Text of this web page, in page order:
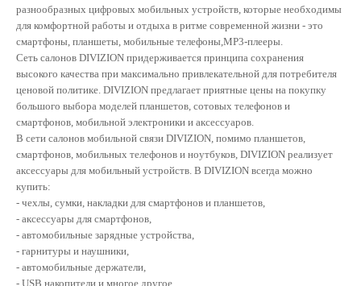
разнообразных цифровых мобильных устройств, которые необходимы
для комфортной работы и отдыха в ритме современной жизни - это
смартфоны, планшеты, мобильные телефоны,MP3-плееры.
Сеть салонов DIVIZION придерживается принципа сохранения
высокого качества при максимально привлекательной для потребителя
ценовой политике. DIVIZION предлагает приятные цены на покупку
большого выбора моделей планшетов, сотовых телефонов и
смартфонов, мобильной электроники и аксессуаров.
В сети салонов мобильной связи DIVIZION, помимо планшетов,
смартфонов, мобильных телефонов и ноутбуков, DIVIZION реализует
аксессуары для мобильный устройств. В DIVIZION всегда можно
купить:
- чехлы, сумки, накладки для смартфонов и планшетов,
- аксессуары для смартфонов,
- автомобильные зарядные устройства,
- гарнитуры и наушники,
- автомобильные держатели,
- USB накопители и многое другое.